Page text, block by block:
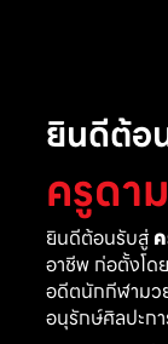
ยินดีต้อ
ครูดา
ยินดีต้อนรับสู่
อาชีพ ก่อตั้งโดย
อดีตนักกีฬามว
อนุรักษ์ศิลปะก